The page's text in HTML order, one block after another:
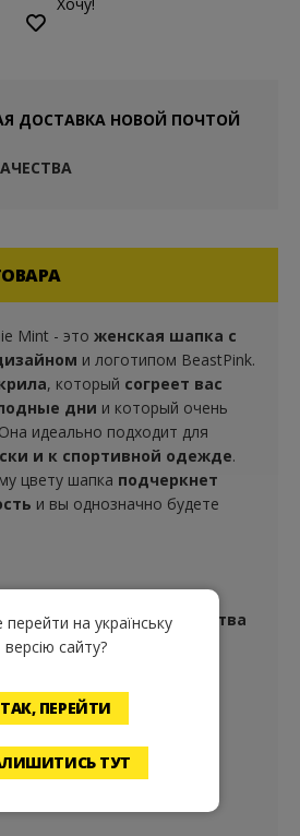
ДОСТАВКА НОВОЙ ПОЧТОЙ
Mint - это женская шапка с
и логотипом BeastPink.
, который согреет вас
дни и который очень
идеально подходит для
и к спортивной одежде.
цвету шапка подчеркнет
и вы однозначно будете
Mint и ее преимущества
холодной погоды
и теплого
от холода
и повседневной носки
на українську
версію сайту?
ТАК, ПЕРЕЙТИ
ТУТ